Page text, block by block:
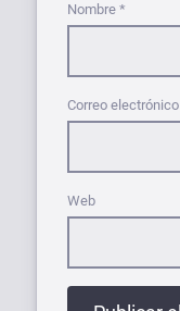
Nombre *
Correo electrónico
Web